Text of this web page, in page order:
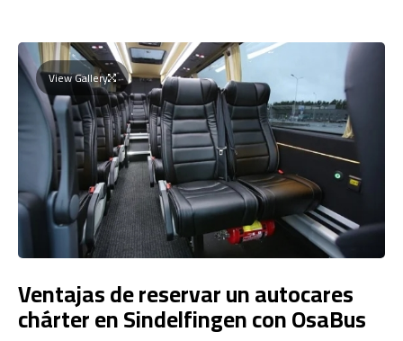
View Gallery
Ventajas de reservar un autocares
chárter en Sindelfingen con OsaBus